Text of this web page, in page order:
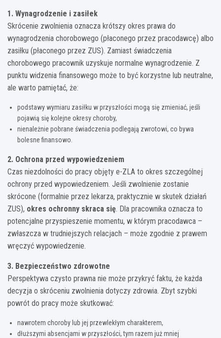
1. Wynagrodzenie i zasiłek
Skrócenie zwolnienia oznacza krótszy okres prawa do
wynagrodzenia chorobowego (płaconego przez pracodawcę) albo
zasiłku (płaconego przez ZUS). Zamiast świadczenia
chorobowego pracownik uzyskuje normalne wynagrodzenie. Z
punktu widzenia finansowego może to być korzystne lub neutralne,
ale warto pamiętać, że:
podstawy wymiaru zasiłku w przyszłości mogą się zmieniać, jeśli
pojawią się kolejne okresy choroby,
nienależnie pobrane świadczenia podlegają zwrotowi, co bywa
bolesne finansowo.
2. Ochrona przed wypowiedzeniem
Czas niezdolności do pracy objęty e-ZLA to okres szczególnej
ochrony przed wypowiedzeniem. Jeśli zwolnienie zostanie
skrócone (formalnie przez lekarza, praktycznie w skutek działań
ZUS), okres ochronny skraca się. Dla pracownika oznacza to
potencjalne przyspieszenie momentu, w którym pracodawca –
zwłaszcza w trudniejszych relacjach – może zgodnie z prawem
wręczyć wypowiedzenie.
3. Bezpieczeństwo zdrowotne
Perspektywa czysto prawna nie może przykryć faktu, że każda
decyzja o skróceniu zwolnienia dotyczy zdrowia. Zbyt szybki
powrót do pracy może skutkować:
nawrotem choroby lub jej przewlekłym charakterem,
dłuższymi absencjami w przyszłości, tym razem już mniej